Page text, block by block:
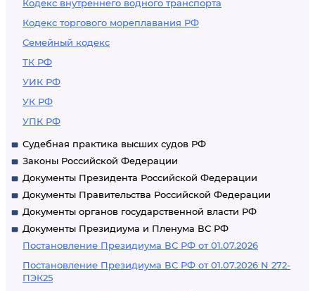
Кодекс внутреннего водного транспорта
Кодекс торгового мореплавания РФ
Семейный кодекс
ТК РФ
УИК РФ
УК РФ
УПК РФ
Судебная практика высших судов РФ
Законы Российской Федерации
Документы Президента Российской Федерации
Документы Правительства Российской Федерации
Документы органов государственной власти РФ
Документы Президиума и Пленума ВС РФ
Постановление Президиума ВС РФ от 01.07.2026
Постановление Президиума ВС РФ от 01.07.2026 N 272-
ПЭК25